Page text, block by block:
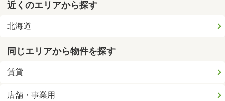
近くのエリアから探す
北海道
同じエリアから物件を探す
賃貸
店舗・事業用